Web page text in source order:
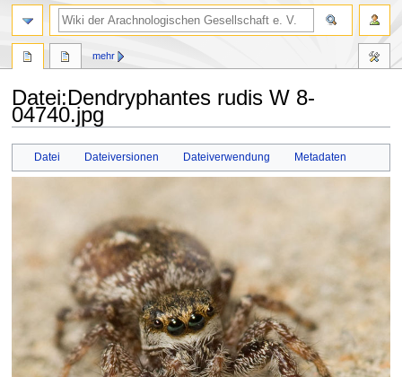
Datei:Dendryphantes rudis W 8-
04740.jpg
Datei Dateiversionen Dateiverwendung Metadaten
mehr